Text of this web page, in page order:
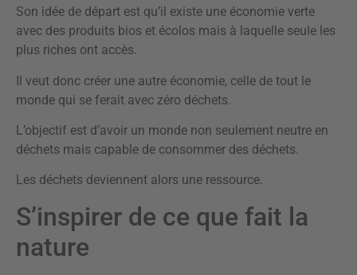
Son idée de départ est qu’il existe une économie verte
avec des produits bios et écolos mais à laquelle seule les
plus riches ont accès.
Il veut donc créer une autre économie, celle de tout le
monde qui se ferait avec zéro déchets.
L’objectif est d’avoir un monde non seulement neutre en
déchets mais capable de consommer des déchets.
Les déchets deviennent alors une ressource.
S’inspirer de ce que fait la
nature